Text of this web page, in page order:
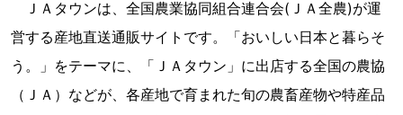
ＪＡタウンは、全国農業協同組合連合会(ＪＡ全農)が運
営する産地直送通販サイトです。「おいしい日本と暮らそ
う。」をテーマに、「ＪＡタウン」に出店する全国の農協
（ＪＡ）などが、各産地で育まれた旬の農畜産物や特産品